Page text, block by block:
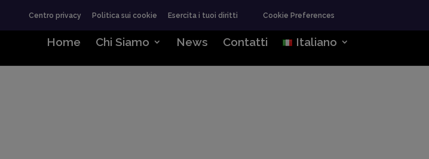
Centro privacy Politica sui cookie Esercita i tuoi diritti Cookie Preferences
Home Chi Siamo News Contatti Italiano